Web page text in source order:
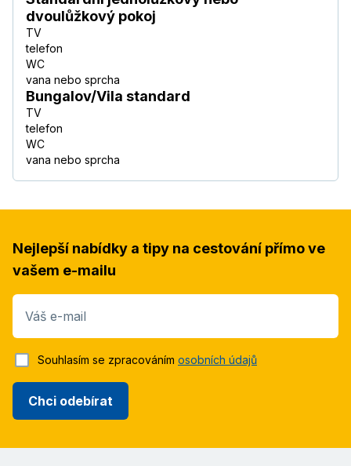
dvoulůžkový pokoj
TV
telefon
WC
vana nebo sprcha
Bungalov/Vila standard
TV
telefon
WC
vana nebo sprcha
Nejlepší nabídky a tipy na cestování přímo ve
vašem e-mailu
Váš e-mail
Chci odebírat
Souhlasím se zpracováním osobních údajů